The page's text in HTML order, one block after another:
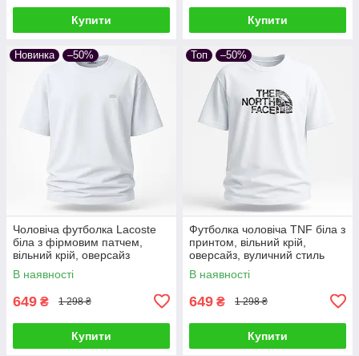
Купити Купити
Новинка –50%
Чоловіча футболка Lacoste
біла з фірмовим патчем,
вільний крій, оверсайз
В наявності
649 ₴ 1 298 ₴
Купити
Топ –50%
Футболка чоловіча TNF біла з
принтом, вільний крій,
оверсайз, вуличний стиль
В наявності
649 ₴ 1 298 ₴
Купити